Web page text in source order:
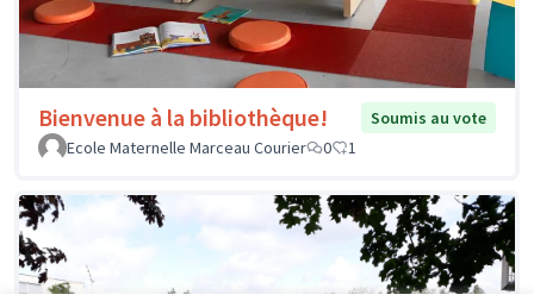
Bienvenue à la bibliothèque!
Soumis au vote
Ecole Maternelle Marceau Courier
0 1